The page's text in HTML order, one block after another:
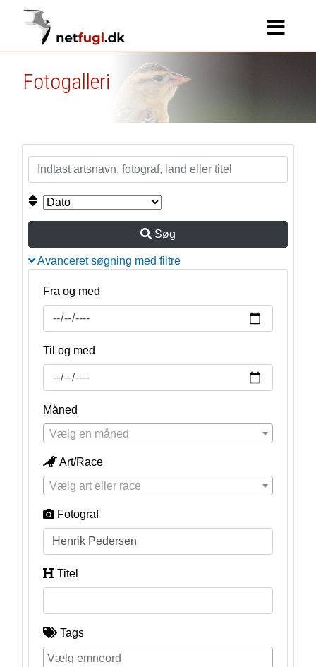
Fotogalleri
Søg
Avanceret søgning med filtre
Fra og med
Til og med
Måned
Vælg en måned
Art/Race
Vælg art eller race
Fotograf
Titel
Tags